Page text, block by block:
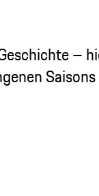
–
Saisons